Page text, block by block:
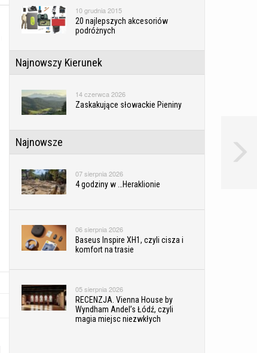
10 grudnia 2015
20 najlepszych akcesoriów
podróżnych
Najnowszy Kierunek
14 czerwca 2026
Zaskakujące słowackie Pieniny
Najnowsze
07 sierpnia 2026
4 godziny w …Heraklionie
06 sierpnia 2026
Baseus Inspire XH1, czyli cisza i
komfort na trasie
05 sierpnia 2026
RECENZJA. Vienna House by
Wyndham Andel’s Łódź, czyli
magia miejsc niezwkłych